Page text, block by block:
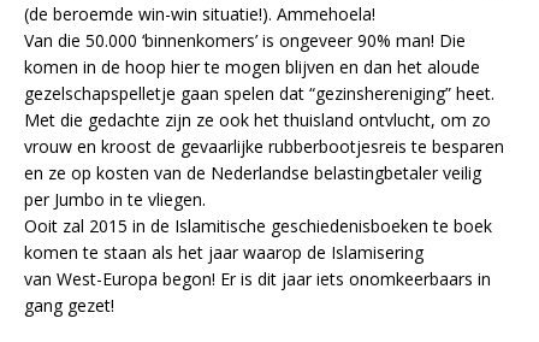
(de beroemde win-win situatie!). Ammehoela!
Van die 50.000 ‘binnenkomers’ is ongeveer 90% man! Die
komen in de hoop hier te mogen blijven en dan het aloude
gezelschapspelletje gaan spelen dat “gezinshereniging” heet.
Met die gedachte zijn ze ook het thuisland ontvlucht, om zo
vrouw en kroost de gevaarlijke rubberbootjesreis te besparen
en ze op kosten van de Nederlandse belastingbetaler veilig
per Jumbo in te vliegen.
Ooit zal 2015 in de Islamitische geschiedenisboeken te boek
komen te staan als het jaar waarop de Islamisering
van West-Europa begon! Er is dit jaar iets onomkeerbaars in
gang gezet!